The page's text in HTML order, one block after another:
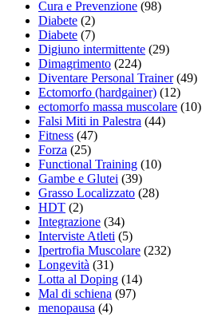
Cura e Prevenzione (98)
Diabete (2)
Diabete (7)
Digiuno intermittente (29)
Dimagrimento (224)
Diventare Personal Trainer(49)
Ectomorfo (hardgainer) (12)
ectomorfo massa muscolare (10)
Falsi Miti in Palestra (44)
Fitness (47)
Forza (25)
Functional Training (10)
Gambe e Glutei (39)
Grasso Localizzato (28)
HDT (2)
Integrazione (34)
Interviste Atleti (5)
Ipertrofia Muscolare (232)
Longevità (31)
Lotta al Doping (14)
Mal di schiena (97)
menopausa (4)